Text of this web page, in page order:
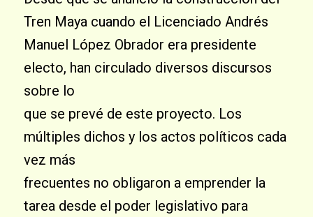
Tren Maya cuando el Licenciado Andrés
Manuel López Obrador era presidente
electo, han circulado diversos discursos
sobre lo
que se prevé de este proyecto. Los
múltiples dichos y los actos políticos cada
vez más
frecuentes no obligaron a emprender la
tarea desde el poder legislativo para